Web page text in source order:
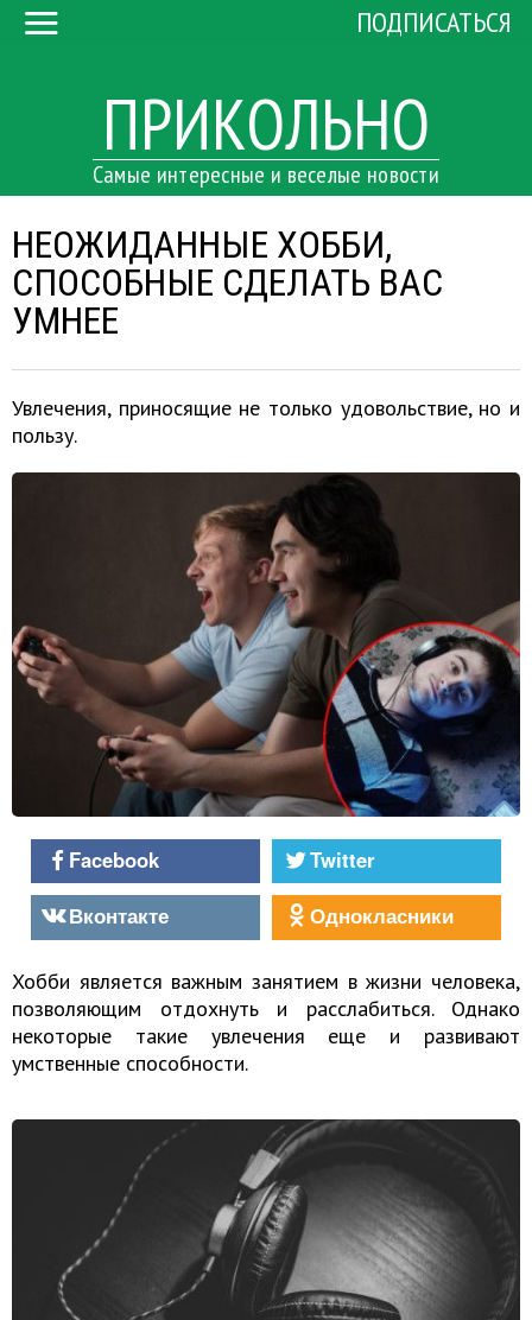
ПРИКОЛЬНО
Самые интересные и веселые новости
ПОДПИСАТЬСЯ
НЕОЖИДАННЫЕ ХОББИ,
СПОСОБНЫЕ СДЕЛАТЬ ВАС
УМНЕЕ
Увлечения, приносящие не только удовольствие, но и
пользу.
Facebook
Twitter
Вконтакте
Однокласники
Хобби является важным занятием в жизни человека,
позволяющим отдохнуть и расслабиться. Однако
некоторые такие увлечения еще и развивают
умственные способности.